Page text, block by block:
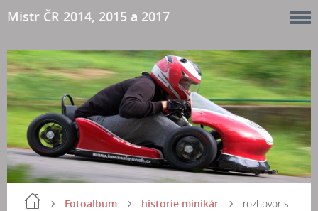
Mistr ČR 2014, 2015 a 2017
Fotoalbum
historie minikár
rozhovor s